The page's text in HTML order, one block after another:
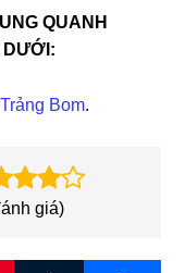
QUANH
DƯỚI:
Bom.
giá)